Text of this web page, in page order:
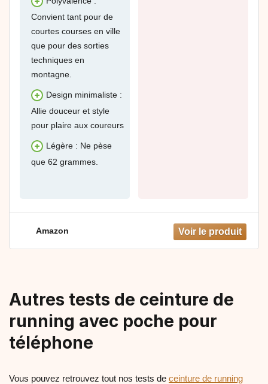
Convient tant pour de
courtes courses en ville
que pour des sorties
techniques en
montagne.
Design minimaliste :
Allie douceur et style
pour plaire aux coureurs
Légère : Ne pèse
que 62 grammes.
Amazon
Autres tests de ceinture de
running avec poche pour
téléphone
Vous pouvez retrouvez tout nos tests de ceinture de running